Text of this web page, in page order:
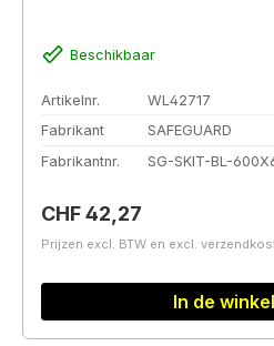
Beschikbaar
Artikelnr.
WL42717
Fabrikant
SAFEGUARD
Fabrikantnr.
SG-SKIT-BL-
Normale prijs:
CHF 42,27
Prijzen excl. BTW en excl.
In de